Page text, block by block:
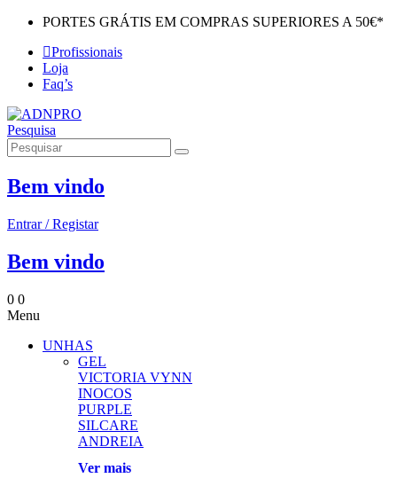
PORTES GRÁTIS EM COMPRAS SUPERIORES A 50€*
Profissionais
Loja
Faq’s
Pesquisa
Bem vindo
Entrar / Registar
Bem vindo
0 0
Menu
UNHAS
GEL
VICTORIA VYNN
INOCOS
PURPLE
SILCARE
ANDREIA
Ver mais